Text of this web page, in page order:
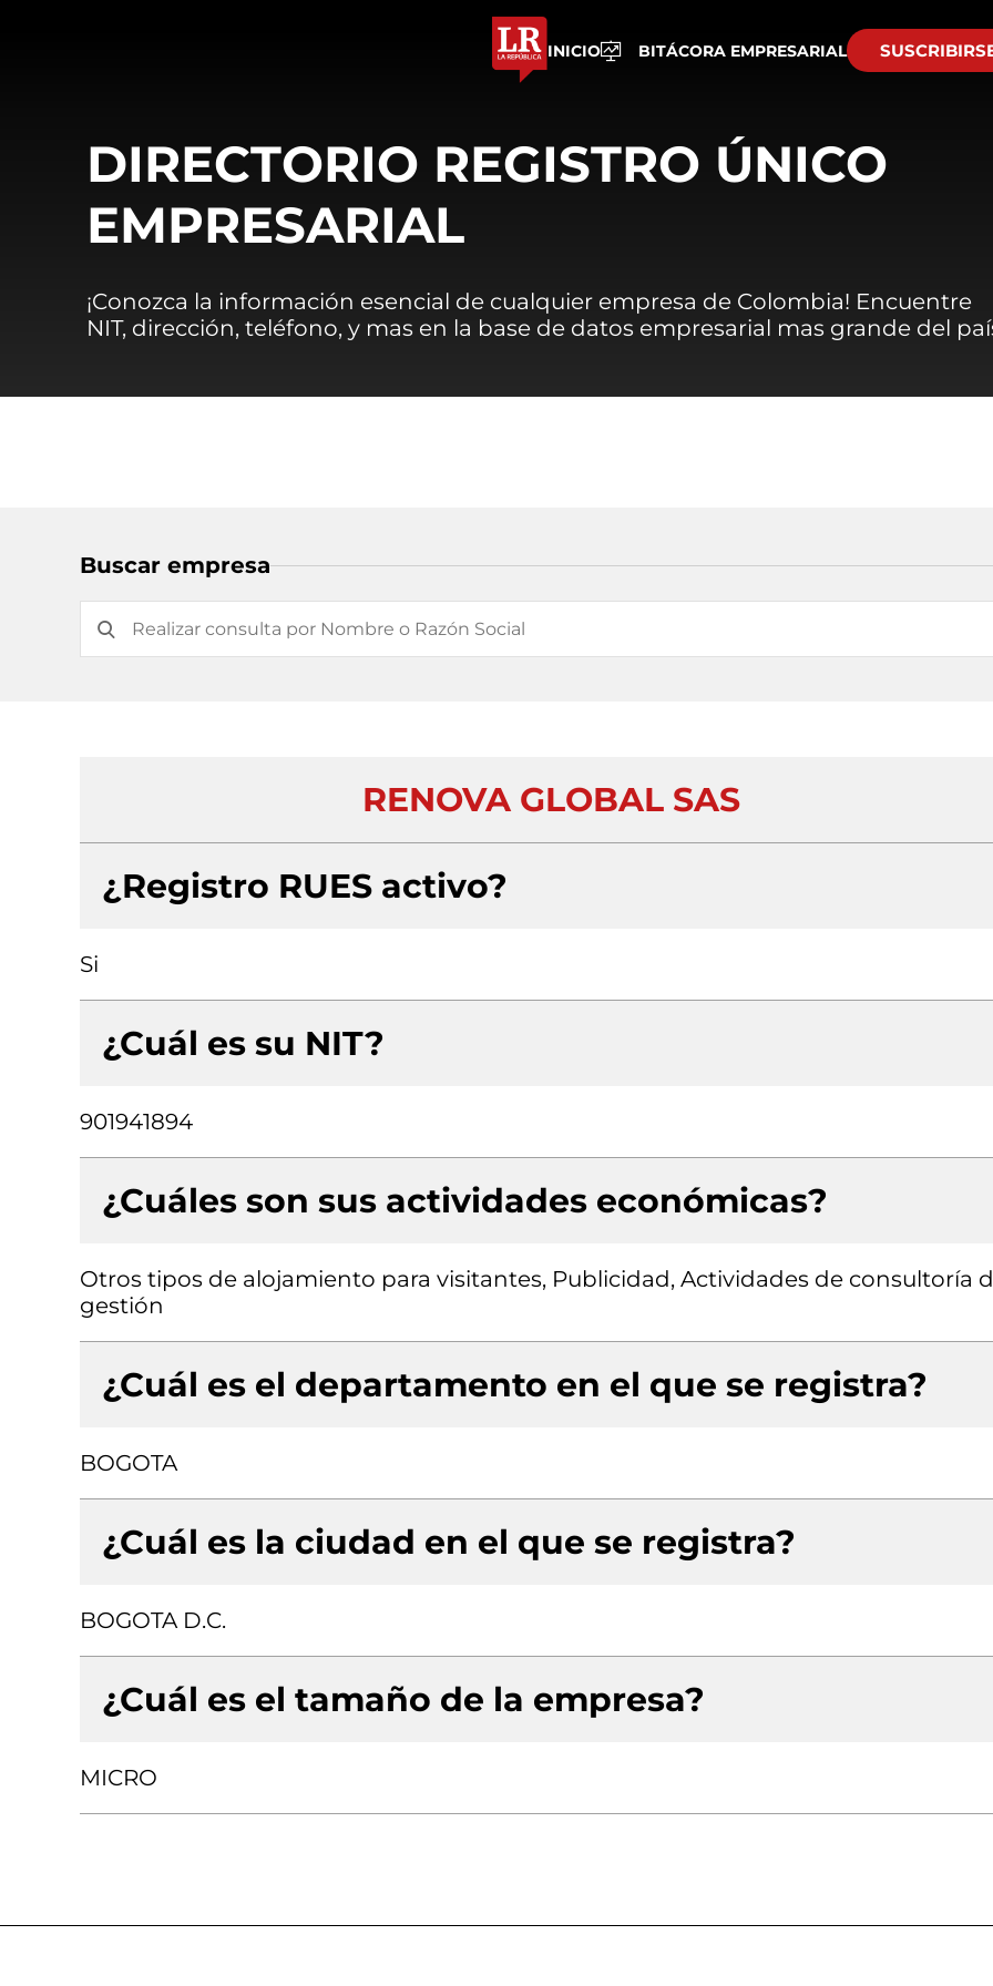
INICIO BITÁCORA EMPRESARIAL
DIRECTORIO REGISTRO ÚNICO
EMPRESARIAL
¡Conozca la información esencial de cualquier empresa de Colombia! Encuentre
NIT, dirección, teléfono, y mas en la base de datos empresarial mas grande del
Buscar empresa
RENOVA GLOBAL SAS
¿Registro RUES activo?
Si
¿Cuál es su NIT?
901941894
¿Cuáles son sus actividades económicas?
Otros tipos de alojamiento para visitantes, Publicidad, Actividades de consultoría
gestión
¿Cuál es el departamento en el que se registra?
BOGOTA
¿Cuál es la ciudad en el que se registra?
BOGOTA D.C.
¿Cuál es el tamaño de la empresa?
MICRO